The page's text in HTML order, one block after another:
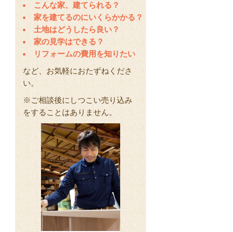
こんな家、建てられる？
家を建てるのにいくらかかる？
土地はどうしたら良い？
家の見学はできる？
リフォームの費用を知りたい
など、お気軽におたずねくださ
い。
※ご相談後にしつこい売り込み
をすることはありません。